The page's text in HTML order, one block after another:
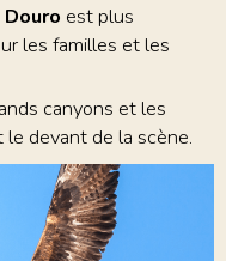
est plus
les familles et les
canyons et les
devant de la scène.